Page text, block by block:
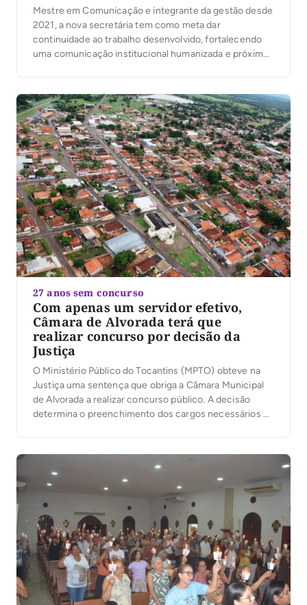
Mestre em Comunicação e integrante da gestão desde
2021, a nova secretária tem como meta dar
continuidade ao trabalho desenvolvido, fortalecendo
uma comunicação institucional humanizada e próxima
27 anos sem concurso
Com apenas um servidor efetivo,
Câmara de Alvorada terá que
realizar concurso por decisão da
Justiça
O Ministério Público do Tocantins (MPTO) obteve na
Justiça uma sentença que obriga a Câmara Municipal
de Alvorada a realizar concurso público. A decisão
determina o preenchimento dos cargos necessários ao
técnicas e operacionais, destinadas exclusivamente a
servidores efetivos. No processo, […]